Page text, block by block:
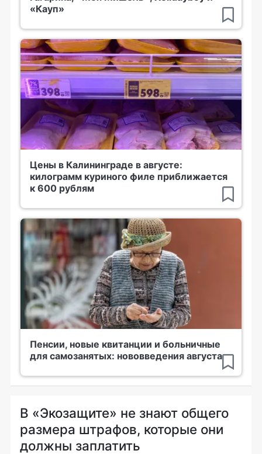
«Кауп»
Цены в Калининграде в августе:
килограмм куриного филе приближается
к 600 рублям
Пенсии, новые квитанции и больничные
для самозанятых: нововведения августа
В «Экозащите» не знают общего
размера штрафов, которые они
должны заплатить